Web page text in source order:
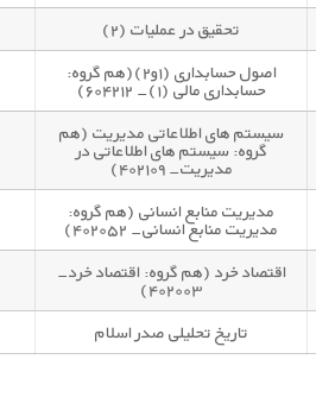
تحقیق در عملیات (۲)
اصول حسابداری (۱و۲)(هم گروه:
حسابداری مالی (۱)- ۶۰۴۲۱۲)
سیستم های اطلاعاتی مدیریت (هم
گروه: سیستم های اطلاعاتی در
مدیریت- ۴۰۲۱۰۹)
مدیریت منابع انسانی (هم گروه:
مدیریت منابع انسانی- ۴۰۲۰۵۲)
اقتصاد خرد (هم گروه: اقتصاد خرد-
۴۰۲۰۰۳)
تاریخ تحلیلی صدر اسلام